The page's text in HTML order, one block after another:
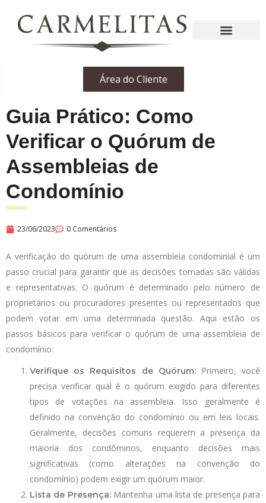
Área do Cliente
Guia Prático: Como
Verificar o Quórum de
Assembleias de
Condomínio
23/06/2023 0 Comentários
A verificação do quórum de uma assembleia condominial é um
passo crucial para garantir que as decisões tomadas são válidas
e representativas. O quórum é determinado pelo número de
proprietários ou procuradores presentes ou representados que
podem votar em uma determinada questão. Aqui estão os
passos básicos para verificar o quórum de uma assembleia de
condomínio:
Verifique os Requisitos de Quórum:Primeiro, você
precisa verificar qual é o quórum exigido para diferentes
tipos de votações na assembleia. Isso geralmente é
definido na convenção do condomínio ou em leis locais.
Geralmente, decisões comuns requerem a presença da
maioria dos condôminos, enquanto decisões mais
significativas (como alterações na convenção do
condomínio) podem exigir um quórum maior.
Lista de Presença:Mantenha uma lista de presença para